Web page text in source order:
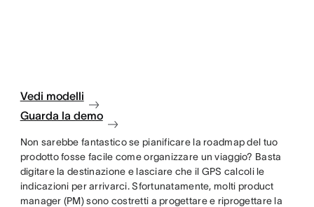
Vedi modelli
Guarda la demo
Non sarebbe fantastico se pianificare la roadmap del tuo
prodotto fosse facile come organizzare un viaggio? Basta
digitare la destinazione e lasciare che il GPS calcoli le
indicazioni per arrivarci. Sfortunatamente, molti product
manager (PM) sono costretti a progettare e riprogettare la